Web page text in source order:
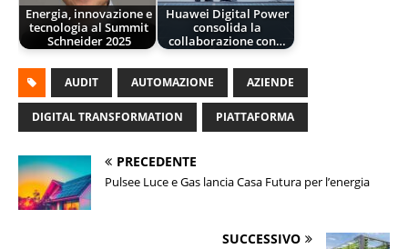
Energia, innovazione e
tecnologia al Summit
Schneider 2025
Huawei Digital Power
consolida la
collaborazione con…
AUDIT AUTOMAZIONE AZIENDE
DIGITAL TRANSFORMATION PIATTAFORMA
PRECEDENTE
Pulsee Luce e Gas lancia Casa Futura per l’energia
SUCCESSIVO